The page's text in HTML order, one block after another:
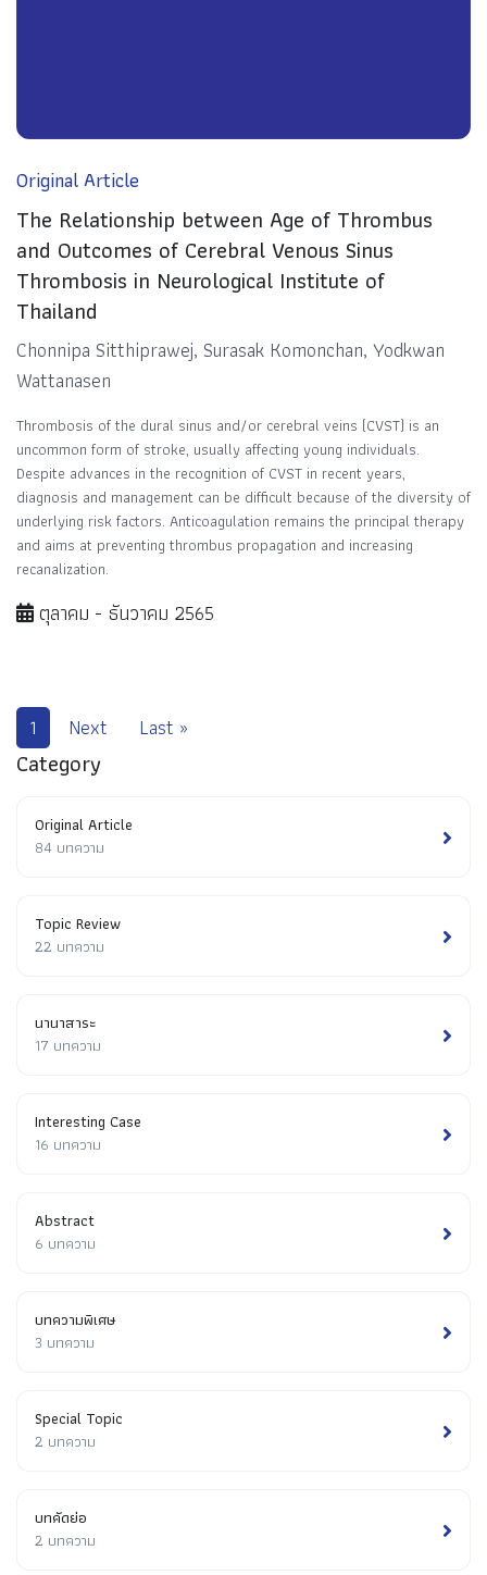
Original Article
The Relationship between Age of Thrombus
and Outcomes of Cerebral Venous Sinus
Thrombosis in Neurological Institute of
Thailand
Chonnipa Sitthiprawej, Surasak Komonchan, Yodkwan
Wattanasen
Thrombosis of the dural sinus and/or cerebral veins (CVST) is an
uncommon form of stroke, usually affecting young individuals.
Despite advances in the recognition of CVST in recent years,
diagnosis and management can be difficult because of the diversity of
underlying risk factors. Anticoagulation remains the principal therapy
and aims at preventing thrombus propagation and increasing
recanalization.
ตุลาคม - ธันวาคม 2565
1 Next Last »
Category
Original Article
84 บทความ
Topic Review
22 บทความ
นานาสาระ
17 บทความ
Interesting Case
16 บทความ
Abstract
6 บทความ
บทความพิเศษ
3 บทความ
Special Topic
2 บทความ
บทคัดย่อ
2 บทความ